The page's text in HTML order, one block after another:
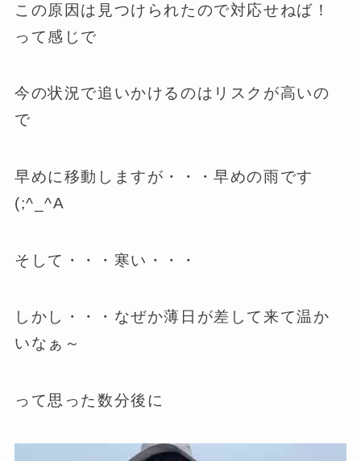
この原因は見つけられたので対応せねば！
って感じで
今の状況で追いかけるのはリスクが高いの
で
早めに移動しますが・・・早めの雨です
(;^_^A
そして・・・寒い・・・
しかし・・・なぜか薄日が差して来て温か
いなぁ～
って思った数分後に